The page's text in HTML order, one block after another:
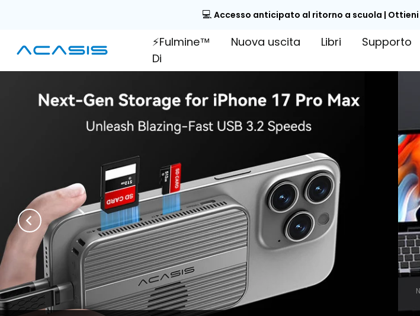
contenuto
💻 Accesso anticipato al ritorno a scuola | Ottieni
⚡Fulmine™ Nuova uscita Libri Supporto
Di